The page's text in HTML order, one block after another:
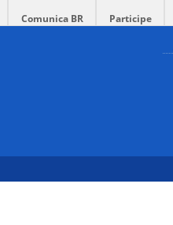
Comunica BR Participe